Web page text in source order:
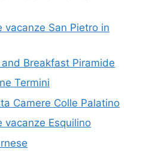
vacanze San Pietro in
Breakfast Piramide
Termini
Camere Colle Palatino
vacanze Esquilino